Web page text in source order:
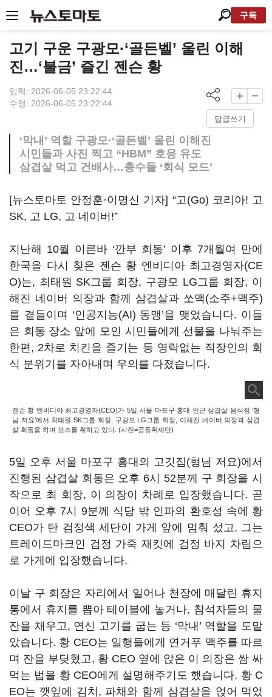
구독
고기 구운 구광모·‘골든벨’ 울린 이해
진…‘불금’ 즐긴 젠슨 황
입력: 2026-06-05 23:22:44
수정: 2026-06-05 23:22:44
답글쓰기
‘막내’ 역할 구광모·‘골든벨’ 울린 이해진
시민들과 사진 찍고 “HBM” 호응 유도
삼겹살 먹고 건배사…총수들 ‘회식 모드’
[뉴스토마토 안정훈·이명신 기자] “고(Go) 코리아! 고
SK, 고 LG, 고 네이버!”
지난해 10월 이른바 ‘깐부 회동’ 이후 7개월여 만에
한국을 다시 찾은 젠슨 황 엔비디아 최고경영자(CE
O)는, 최태원 SK그룹 회장, 구광모 LG그룹 회장, 이
해진 네이버 의장과 함께 삼겹살과 쏘맥(소주+맥주)
를 곁들이며 ‘인공지능(AI) 동맹’을 맺었습니다. 이들
은 회동 장소 앞에 모인 시민들에게 선물을 나눠주는
한편, 2차로 치킨을 즐기는 등 영락없는 직장인의 회
식 분위기를 자아내며 우의를 다졌습니다.
젠슨 황 엔비디아 최고경영자(CEO)가 5일 서울 마포구 홍대 인근 삼겹살 음식점 ‘형
님 저요’에서 최태원 SK그룹 회장, 구광모 LG그룹 회장, 이해진 네이버 의장과 삼겹
살 회동을 하며 포즈를 취하고 있다. (사진=공동취재단)
5일 오후 서울 마포구 홍대의 고깃집(형님 저요)에서
진행된 삼겹살 회동은 오후 6시 52분께 구 회장을 시
작으로 최 회장, 이 의장이 차례로 입장했습니다. 곧
이어 오후 7시 9분께 식당 밖 인파의 환호성 속에 황
CEO가 탄 검정색 세단이 가게 앞에 멈춰 섰고, 그는
트레이드마크인 검정 가죽 재킷에 검정 바지 차림으
로 가게에 입장했습니다.
이날 구 회장은 자리에서 일어나 천장에 매달린 휴지
통에서 휴지를 뽑아 테이블에 놓거나, 참석자들의 물
잔을 채우고, 연신 고기를 굽는 등 ‘막내’ 역할을 도맡
았습니다. 황 CEO는 일행들에게 연거푸 맥주를 따르
며 잔을 부딪혔고, 황 CEO 옆에 앉은 이 의장은 쌈 싸
먹는 법을 황 CEO에게 설명해주기도 했습니다. 황 C
EO는 깻잎에 김치, 파채와 함께 삼겹살을 얹어 먹었